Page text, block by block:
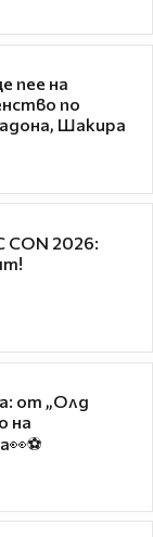
пее на
по
Шакира
CON 2026:
от „Олд
на